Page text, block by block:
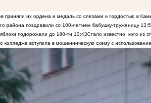
приняли их ордена и медаль со слезами и гордостью в
района поздравили со 100-летием бабушку-труженицу
подорожали до 180-ти 13:43Стало известно, кого из
колледжа вступила в мошенническую схему с